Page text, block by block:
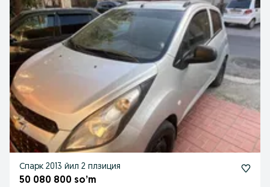
Спарк 2013 йил 2 плзиция
50 080 800 so’m